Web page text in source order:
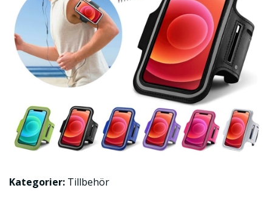
Kategorier: Tillbehör